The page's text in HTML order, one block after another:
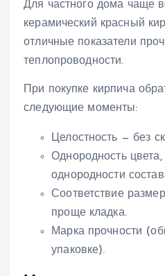
Для частного дома чаще
керамический красный
отличные показатели
теплопроводности.
При покупке кирпича
следующие моменты:
Целостность — без
Однородность цвета,
однородности
Соответствие
проще кладка.
Марка прочности
упаковке).